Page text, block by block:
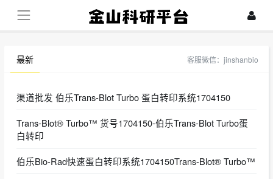
最新 客服微信：jinshanbio
渠道批发 伯乐Trans-Blot Turbo 蛋白转印系统1704150
Trans-Blot® Turbo™ 货号1704150-伯乐Trans-Blot Turbo蛋
白转印
伯乐Bio-Rad快速蛋白转印系统1704150Trans-Blot® Turbo™